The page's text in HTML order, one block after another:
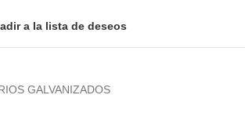
a la lista de deseos
GALVANIZADOS